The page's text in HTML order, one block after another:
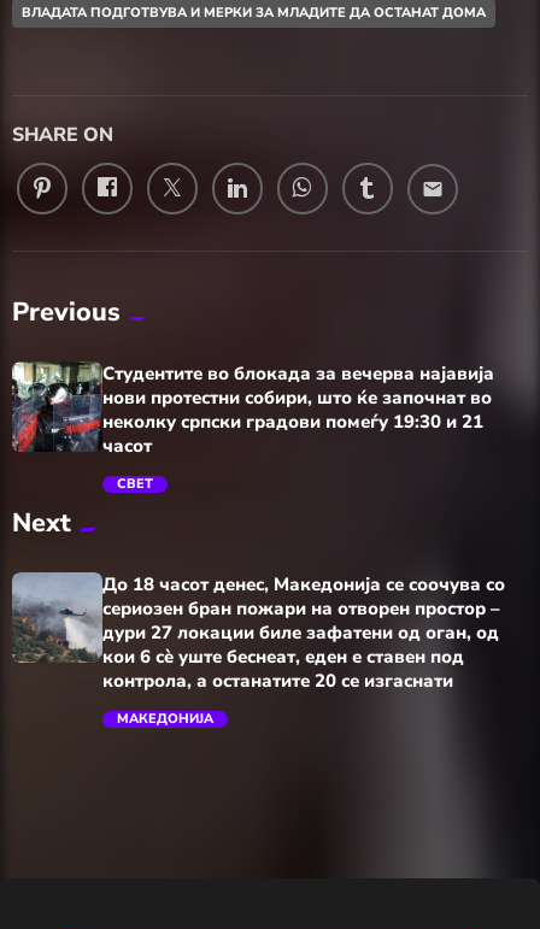
ВЛАДАТА ПОДГОТВУВА И МЕРКИ ЗА МЛАДИТЕ ДА ОСТАНАТ ДОМА
SHARE ON
email
Previous
trending_flat
Студентите во блокада за вечерва најавија
нови протестни собири, што ќе започнат во
неколку српски градови помеѓу 19:30 и 21
часот
СВЕТ
Next
До 18 часот денес, Македонија се соочува со
сериозен бран пожари на отворен простор –
дури 27 локации биле зафатени од оган, од
кои 6 сè уште беснеат, еден е ставен под
контрола, а останатите 20 се изгаснати
МАКЕДОНИЈА